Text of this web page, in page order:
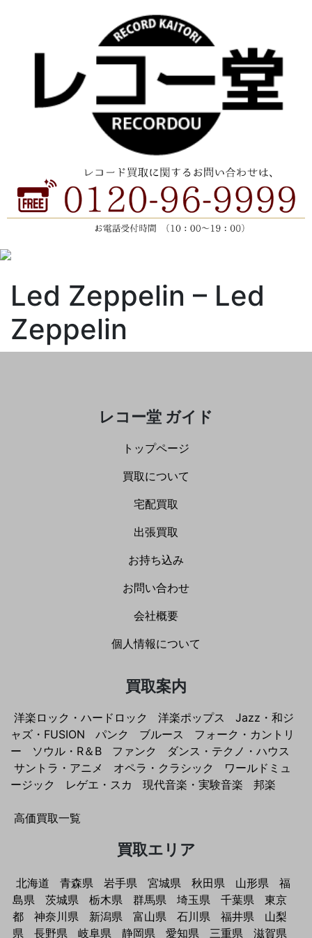
Led Zeppelin ‎– Led
Zeppelin
レコー堂 ガイド
トップページ
買取について
宅配買取
出張買取
お持ち込み
お問い合わせ
会社概要
個人情報について
買取案内
洋楽ロック・ハードロック 洋楽ポップス
Jazz・和ジ
ャズ・FUSION
パンク ブルース
フォーク・カントリ
ー
ソウル・R＆B ファンク
ダンス・テクノ・ハウス
サントラ・アニメ
オペラ・クラシック
ワールドミュ
ージック
レゲエ・スカ 現代音楽・実験音楽 邦楽
高価買取一覧
買取エリア
北海道 青森県 岩手県 宮城県 秋田県 山形県
福
島県
茨城県 栃木県 群馬県 埼玉県 千葉県
東京
都
神奈川県 新潟県 富山県 石川県 福井県
山梨
県
長野県 岐阜県 静岡県 愛知県 三重県 滋賀県